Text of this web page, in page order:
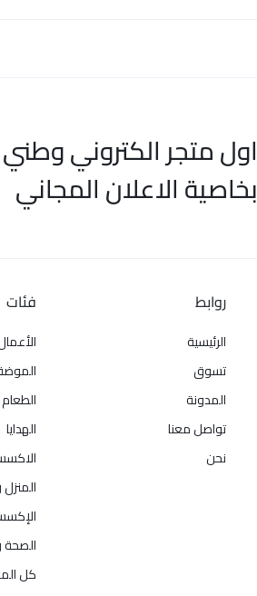
اول متجر الكتروني
بخاصية الاعلان المجاني
روابط
الرئيسية
تسوق
المدونة
تواصل معنا
نحن
فئات
الطعام
الهدايا
الصحة
كل